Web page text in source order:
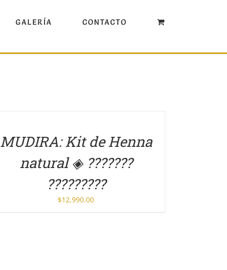
GALERÍA CONTACTO
MUDIRA: Kit de Henna
natural ◈ ???????
?????????
$12,990.00